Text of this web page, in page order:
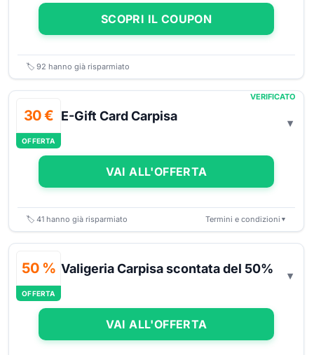
SCOPRI IL COUPON
🏷️ 92 hanno già risparmiato
30 €
OFFERTA
VERIFICATO
E-Gift Card Carpisa
VAI ALL'OFFERTA
🏷️ 41 hanno già risparmiato Termini e condizioni ▼
50 %
OFFERTA
Valigeria Carpisa scontata del 50%
VAI ALL'OFFERTA